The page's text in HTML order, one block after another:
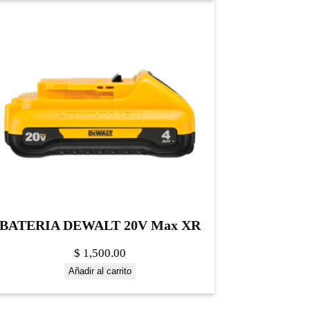
DEWALT 20V Max XR
$ 1,500.00
Añadir al carrito